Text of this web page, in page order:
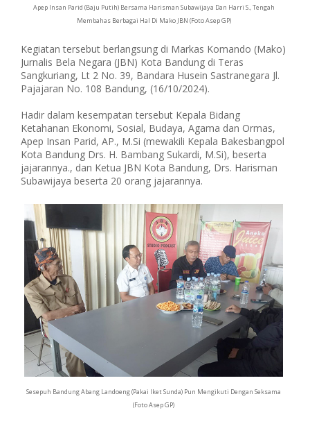
Apep Insan Parid (Baju Putih) Bersama Harisman Subawijaya Dan Harri S., Tengah
Membahas Berbagai Hal Di Mako JBN (Foto Asep GP)
Kegiatan tersebut berlangsung di Markas Komando (Mako)
Jurnalis Bela Negara (JBN) Kota Bandung di Teras
Sangkuriang, Lt 2 No. 39, Bandara Husein Sastranegara Jl.
Pajajaran No. 108 Bandung, (16/10/2024).
Hadir dalam kesempatan tersebut Kepala Bidang
Ketahanan Ekonomi, Sosial, Budaya, Agama dan Ormas,
Apep Insan Parid, AP., M.Si (mewakili Kepala Bakesbangpol
Kota Bandung Drs. H. Bambang Sukardi, M.Si), beserta
jajarannya., dan Ketua JBN Kota Bandung, Drs. Harisman
Subawijaya beserta 20 orang jajarannya.
Sesepuh Bandung Abang Landoeng (Pakai Iket Sunda) Pun Mengikuti Dengan Seksama
(Foto Asep GP)